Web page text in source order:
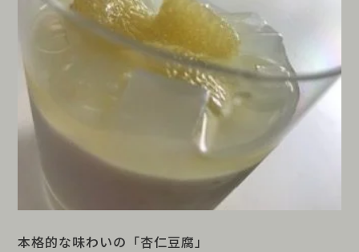
本格的な味わいの「杏仁豆腐」